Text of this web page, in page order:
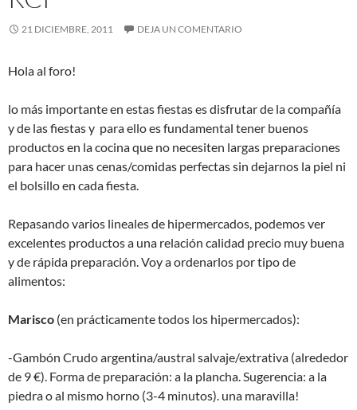
21 DICIEMBRE, 2011 DEJA UN COMENTARIO
Hola al foro!
lo más importante en estas fiestas es disfrutar de la compañía
y de las fiestas y para ello es fundamental tener buenos
productos en la cocina que no necesiten largas preparaciones
para hacer unas cenas/comidas perfectas sin dejarnos la piel ni
el bolsillo en cada fiesta.
Repasando varios lineales de hipermercados, podemos ver
excelentes productos a una relación calidad precio muy buena
y de rápida preparación. Voy a ordenarlos por tipo de
alimentos:
Marisco (en prácticamente todos los hipermercados):
-Gambón Crudo argentina/austral salvaje/extrativa (alrededor
de 9 €). Forma de preparación: a la plancha. Sugerencia: a la
piedra o al mismo horno (3-4 minutos). una maravilla!